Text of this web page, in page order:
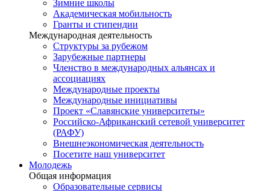
Зимние школы
Академическая мобильность
Гранты и стипендии
Международная деятельность
Структуры за рубежом
Зарубежные партнеры
Членство в международных альянсах и
ассоциациях
Международные проекты
Международные инициативы
Проект «Славянские университеты»
Российско-Африканский сетевой университет
(РАФУ)
Внешнеэкономическая деятельность
Посетите наш университет
Молодежь
Общая информация
Образовательные сервисы